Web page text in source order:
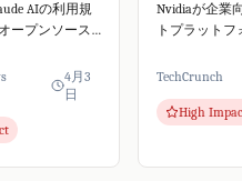
AIの利用規
ープンソース
ような措置を
Vergeの報道
の有...
4月3
日
Nvidiaが企業
トプラットフ
た。人気の
AIエージェン
TechCrunch
High